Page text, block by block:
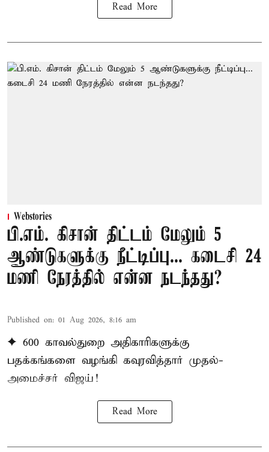
Read More
Webstories
பி.எம். கிசான் திட்டம் மேலும் 5
ஆண்டுகளுக்கு நீட்டிப்பு... கடைசி 24
மணி நேரத்தில் என்ன நடந்தது?
Published on: 01 Aug 2026, 8:16 am
✦ 600 காவல்துறை அதிகாரிகளுக்கு
பதக்கங்களை வழங்கி கவுரவித்தார் முதல்-
அமைச்சர் விஜய்!
Read More